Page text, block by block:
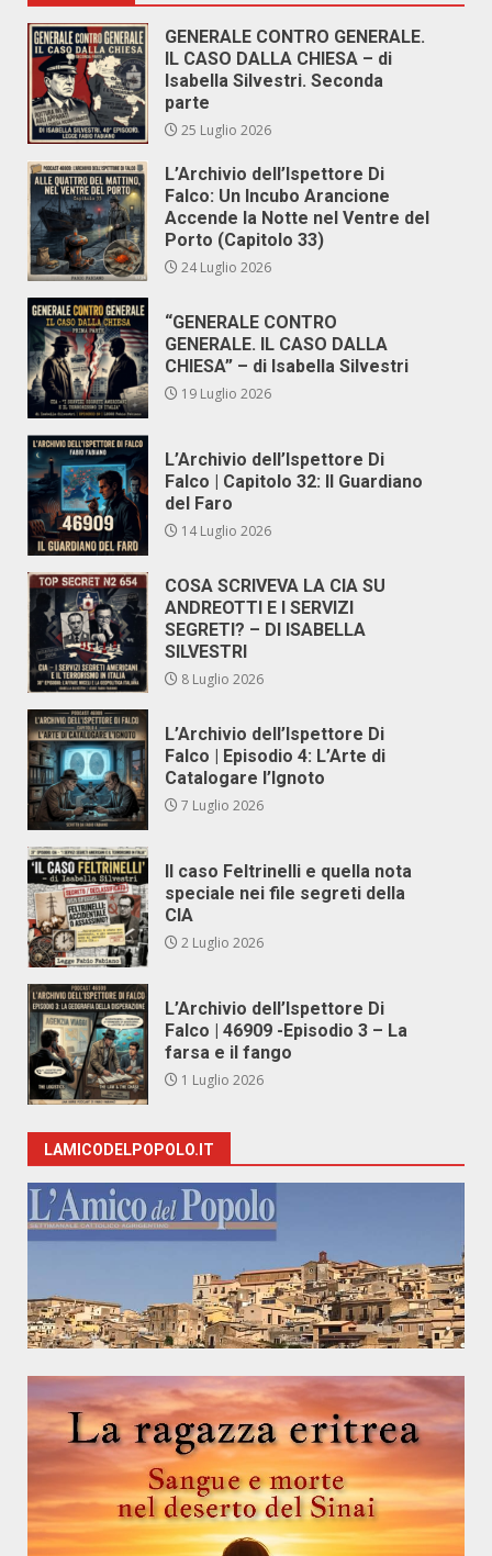
GENERALE CONTRO GENERALE.
IL CASO DALLA CHIESA – di
Isabella Silvestri. Seconda
parte
25 Luglio 2026
L’Archivio dell’Ispettore Di
Falco: Un Incubo Arancione
Accende la Notte nel Ventre del
Porto (Capitolo 33)
24 Luglio 2026
“GENERALE CONTRO
GENERALE. IL CASO DALLA
CHIESA” – di Isabella Silvestri
19 Luglio 2026
L’Archivio dell’Ispettore Di
Falco | Capitolo 32: Il Guardiano
del Faro
14 Luglio 2026
COSA SCRIVEVA LA CIA SU
ANDREOTTI E I SERVIZI
SEGRETI? – DI ISABELLA
SILVESTRI
8 Luglio 2026
L’Archivio dell’Ispettore Di
Falco | Episodio 4: L’Arte di
Catalogare l’Ignoto
7 Luglio 2026
Il caso Feltrinelli e quella nota
speciale nei file segreti della
CIA
2 Luglio 2026
L’Archivio dell’Ispettore Di
Falco | 46909 -Episodio 3 – La
farsa e il fango
1 Luglio 2026
LAMICODELPOPOLO.IT